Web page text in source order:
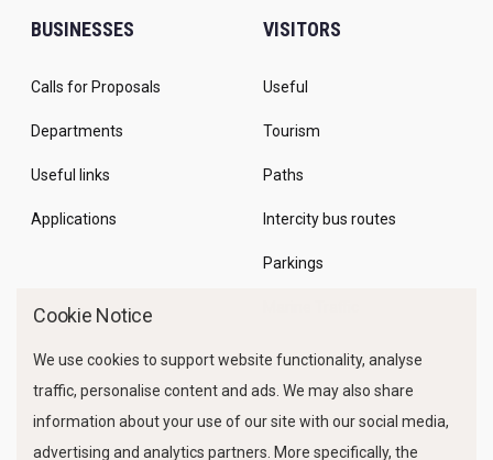
BUSINESSES
Calls for Proposals
Departments
Useful links
Applications
VISITORS
Useful
Tourism
Paths
Intercity bus routes
Parkings
Cookie Notice
We use cookies to support website functionality, analyse
traffic, personalise content and ads. We may also share
information about your use of our site with our social media,
advertising and analytics partners. More specifically, the